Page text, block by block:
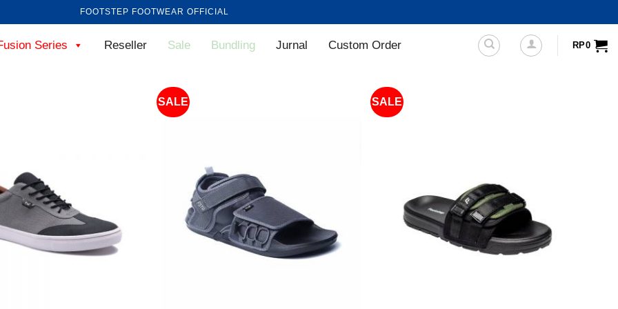
FOOTSTEP FOOTWEAR OFFICIAL
Series Reseller Sale Bundling Jurnal Custom Order RP0
SALE SALE